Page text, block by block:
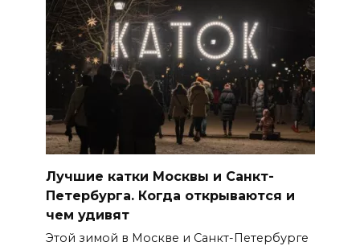
Лучшие катки Москвы и Санкт-
Петербурга. Когда открываются и
чем удивят
Этой зимой в Москве и Санкт-Петербурге